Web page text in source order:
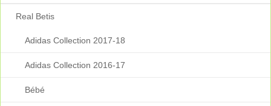
Real Betis
Adidas Collection 2017-18
Adidas Collection 2016-17
Bébé